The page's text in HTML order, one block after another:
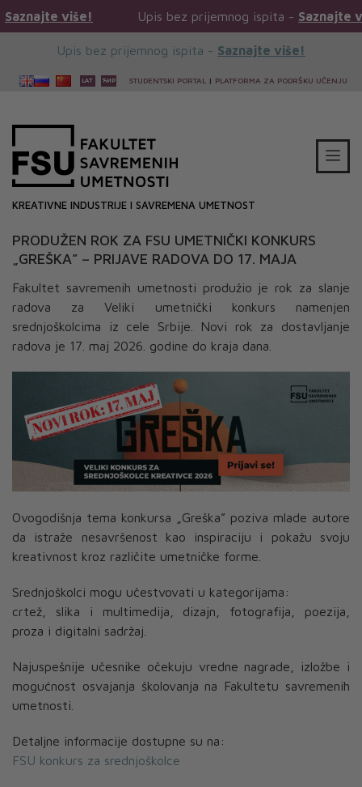
Upis bez prijemnog ispita -Saznajte više!
Upis bez prijemnog ispita - Saznajte više!
STUDENTSKI PORTAL | PLATFORMA ZA PODRŠKU UČENJU
KREATIVNE INDUSTRIJE I SAVREMENA UMETNOST
PRODUŽEN ROK ZA FSU UMETNIČKI KONKURS
„GREŠKA” – PRIJAVE RADOVA DO 17. MAJA
Fakultet savremenih umetnosti produžio je rok za slanje
radova za Veliki umetnički konkurs namenjen
srednjoškolcima iz cele Srbije. Novi rok za dostavljanje
radova je 17. maj 2026. godine do kraja dana.
Ovogodišnja tema konkursa „Greška” poziva mlade autore
da istraže nesavršenost kao inspiraciju i pokažu svoju
kreativnost kroz različite umetničke forme.
Srednjoškolci mogu učestvovati u kategorijama:
crtež, slika i multimedija, dizajn, fotografija, poezija,
proza i digitalni sadržaj.
Najuspešnije učesnike očekuju vredne nagrade, izložbe i
mogućnost osvajanja školovanja na Fakultetu savremenih
umetnosti.
Detaljne informacije dostupne su na:
FSU konkurs za srednjoškolce